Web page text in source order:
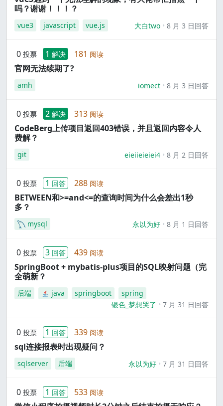
吗？谢谢！！！？
vue3 javascript vue.js 大白two 8 月 3 日回答
0 投票 1 解决 181 阅读
官网无法续期了?
amh iomect 8 月 3 日回答
0 投票 2 解决 313 阅读
CodeBerg上传项目返回403错误，并且返回内容令人
费解？
git eieiieieiei4 8 月 2 日回答
0 投票 1 回答 288 阅读
BETWEEN和>=and<=的查询时间为什么会差出1秒
多？
mysql 永以为好 8 月 1 日回答
0 投票 3 回答 439 阅读
SpringBoot + mybatis-plus项目的SQL映射问题（完
全萌新？
后端 java springboot
spring
银色_梦想哭了
7 月 31 日回答
0 投票 1 回答 339 阅读
sql连接报表时出现疑问？
sqlserver 后端 永以为好 7 月 31 日回答
0 投票 1 回答 533 阅读